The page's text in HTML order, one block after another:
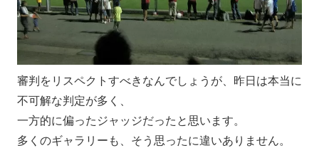
審判をリスペクトすべきなんでしょうが、昨日は本当に
不可解な判定が多く、
一方的に偏ったジャッジだったと思います。
多くのギャラリーも、そう思ったに違いありません。